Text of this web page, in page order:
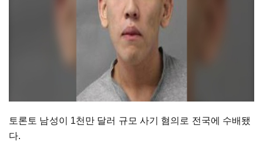
토론토 남성이 1천만 달러 규모 사기 혐의로 전국에 수배됐
다.